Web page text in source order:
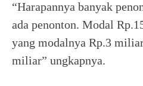
“Harapannya banyak
ada penonton. Modal
yang modalnya Rp.3
miliar” ungkapnya.